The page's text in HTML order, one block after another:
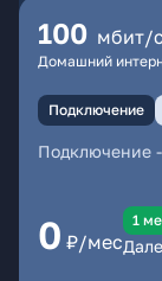
100 мбит/
Домашний
Подключение
Подключение -
0 ₽/мес
1